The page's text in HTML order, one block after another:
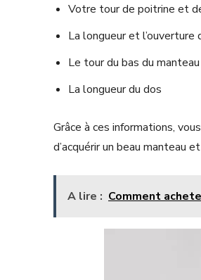
Votre tour de poitrine et
La longueur et l’ouverture
Le tour du bas du manteau
La longueur du dos
Grâce à ces informations,
d’acquérir un beau manteau
A lire : Comment